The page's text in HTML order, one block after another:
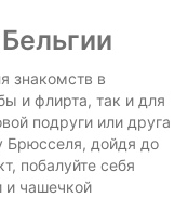
знакомств в
и флирта, так и для
подруги или друга
Брюсселя, дойдя до
побалуйте себя
и чашечкой